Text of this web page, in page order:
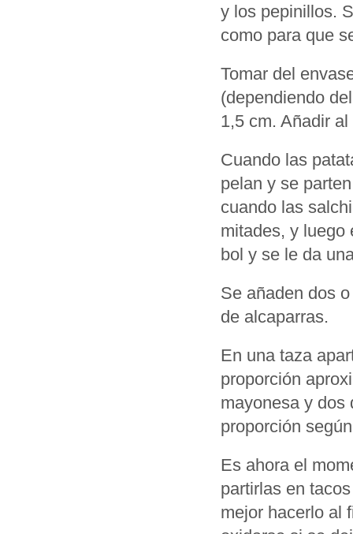
y los pepinillos.
como para que
Tomar del
(dependiendo
1,5 cm. Añadir al
Cuando las
pelan y se
cuando las
mitades, y luego
bol y se le da
Se añaden dos
de alcaparras.
En una taza
proporción
mayonesa y dos
proporción
Es ahora el
partirlas en
mejor hacerlo al